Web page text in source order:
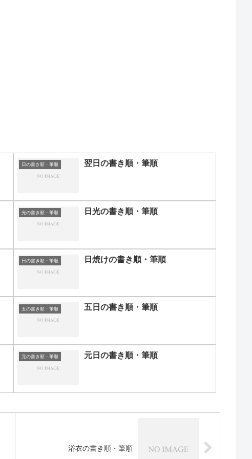
日の書き順・筆順 翌日の書き順・筆順
光の書き順・筆順 日光の書き順・筆順
日の書き順・筆順 日焼けの書き順・筆順
五の書き順・筆順 五日の書き順・筆順
元の書き順・筆順 元日の書き順・筆順
浴衣の書き順・筆順